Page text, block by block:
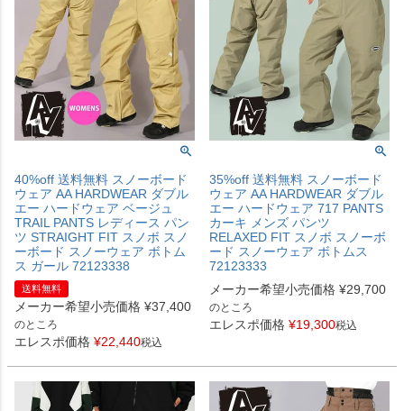
40%off 送料無料 スノーボード
ウェア AA HARDWEAR ダブル
エー ハードウェア ベージュ
TRAIL PANTS レディース パン
ツ STRAIGHT FIT スノボ スノ
ーボード スノーウェア ボトム
ス ガール 72123338
送料無料
メーカー希望小売価格 ¥37,400
のところ
エレスポ価格 ¥22,440税込
35%off 送料無料 スノーボード
ウェア AA HARDWEAR ダブル
エー ハードウェア 717 PANTS
カーキ メンズ パンツ
RELAXED FIT スノボ スノーボ
ード スノーウェア ボトムス
72123333
メーカー希望小売価格 ¥29,700
のところ
エレスポ価格 ¥19,300税込